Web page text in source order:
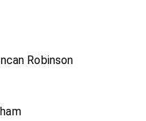
Robinson